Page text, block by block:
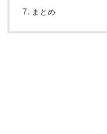
まとめ